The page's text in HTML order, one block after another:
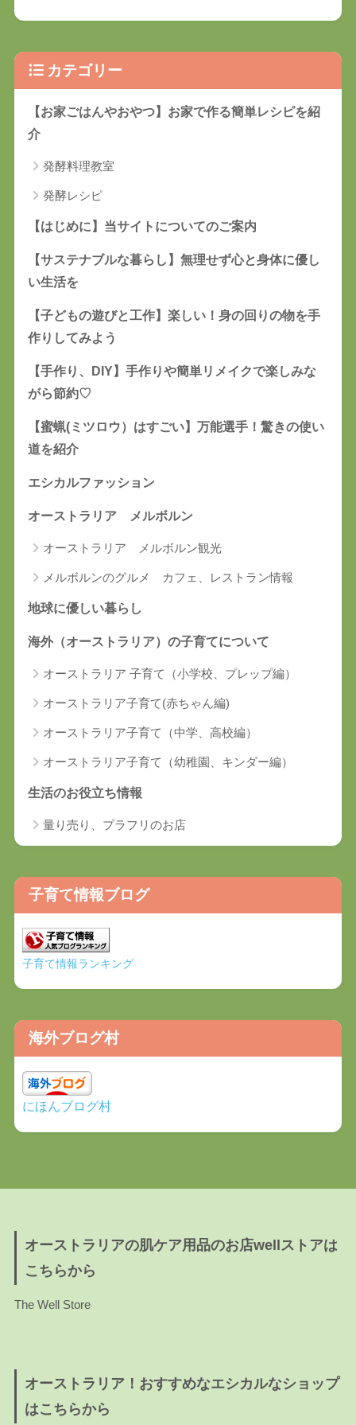
カテゴリー
【お家ごはんやおやつ】お家で作る簡単レシピを紹
介
発酵料理教室
発酵レシピ
【はじめに】当サイトについてのご案内
【サステナブルな暮らし】無理せず心と身体に優し
い生活を
【子どもの遊びと工作】楽しい！身の回りの物を手
作りしてみよう
【手作り、DIY】手作りや簡単リメイクで楽しみな
がら節約♡
【蜜蝋(ミツロウ）はすごい】万能選手！驚きの使い
道を紹介
エシカルファッション
オーストラリア メルボルン
オーストラリア メルボルン観光
メルボルンのグルメ カフェ、レストラン情報
地球に優しい暮らし
海外（オーストラリア）の子育てについて
オーストラリア 子育て（小学校、プレップ編）
オーストラリア子育て(赤ちゃん編)
オーストラリア子育て（中学、高校編）
オーストラリア子育て（幼稚園、キンダー編）
生活のお役立ち情報
量り売り、プラフリのお店
子育て情報ブログ
子育て情報ランキング
海外ブログ村
にほんブログ村
オーストラリアの肌ケア用品のお店wellストアは
こちらから
The Well Store
オーストラリア！おすすめなエシカルなショップ
はこちらから